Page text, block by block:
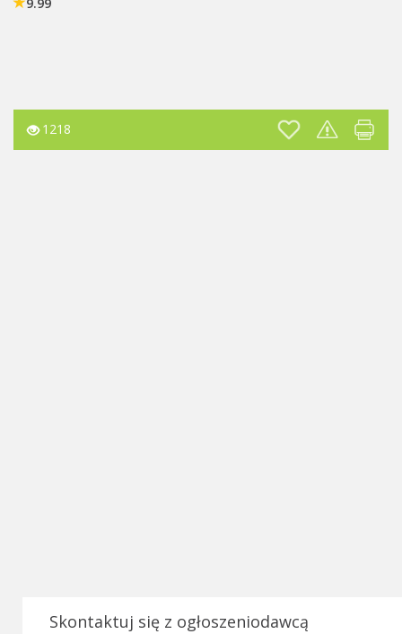
1218
Skontaktuj się z ogłoszeniodawcą